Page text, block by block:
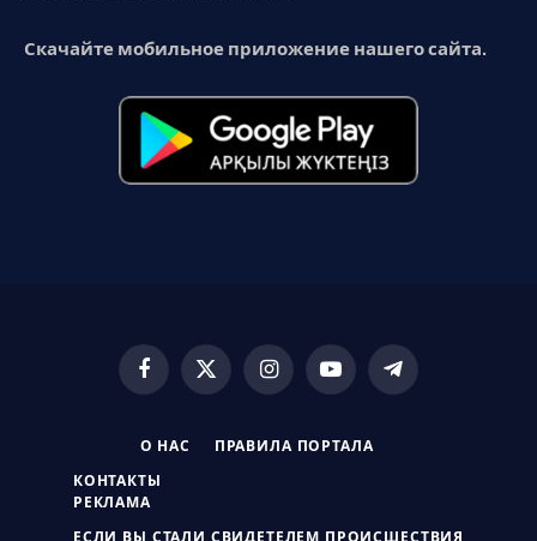
Скачайте мобильное приложение нашего сайта.
Facebook
X
InstagramYouTubeTelegram
О НАС ПРАВИЛА ПОРТАЛА
КОНТАКТЫ
РЕКЛАМА
ЕСЛИ ВЫ СТАЛИ СВИДЕТЕЛЕМ ПРОИСШЕСТВИЯ